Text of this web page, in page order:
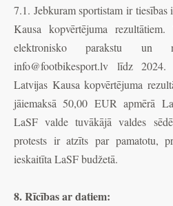
7.1. Jebkuram sportistam ir
Kausa kopvērtējuma
elektronisko parakstu un
info@footbikesport.lv līdz 2024.
Latvijas Kausa kopvērtējuma
jāiemaksā 50,00 EUR apmērā
LaSF valde tuvākājā valdes
protests ir atzīts par pamatotu,
ieskaitīta LaSF budžetā.
8. Rīcības ar datiem: